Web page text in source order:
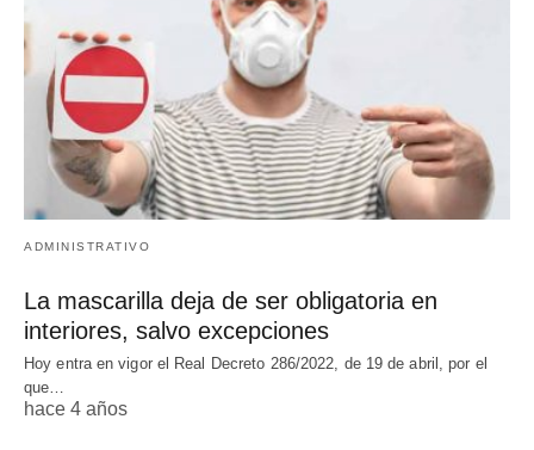
ADMINISTRATIVO
La mascarilla deja de ser obligatoria en
interiores, salvo excepciones
Hoy entra en vigor el Real Decreto 286/2022, de 19 de abril, por el
que…
hace 4 años